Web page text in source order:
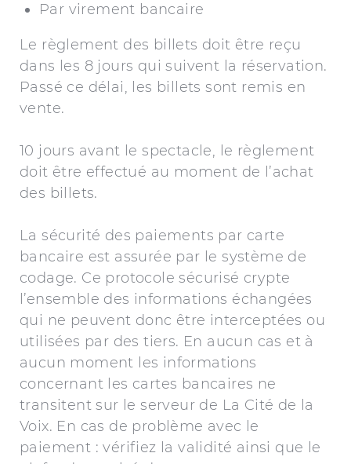
Par virement bancaire
Le règlement des billets doit être reçu
dans les 8 jours qui suivent la réservation.
Passé ce délai, les billets sont remis en
vente.
10 jours avant le spectacle, le règlement
doit être effectué au moment de l’achat
des billets.
La sécurité des paiements par carte
bancaire est assurée par le système de
codage. Ce protocole sécurisé crypte
l’ensemble des informations échangées
qui ne peuvent donc être interceptées ou
utilisées par des tiers. En aucun cas et à
aucun moment les informations
concernant les cartes bancaires ne
transitent sur le serveur de La Cité de la
Voix. En cas de problème avec le
paiement : vérifiez la validité ainsi que le